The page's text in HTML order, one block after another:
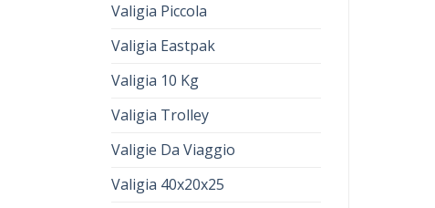
Valigia Piccola
Valigia Eastpak
Valigia 10 Kg
Valigia Trolley
Valigie Da Viaggio
Valigia 40x20x25